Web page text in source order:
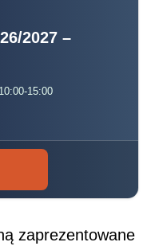
2027 –
15:00
zaprezentowane